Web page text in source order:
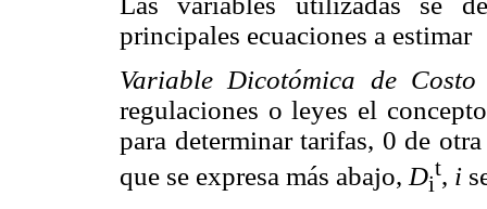
principales ecuaciones a estimar
Variable Dicotómica de
regulaciones o leyes el
para determinar tarifas, 0 de
que se expresa más abajo, Di
t, i